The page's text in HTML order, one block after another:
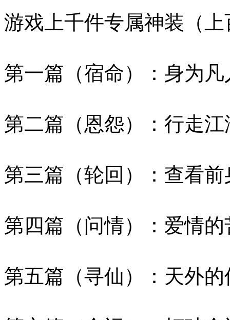
游戏上千件专属神装（
第一篇（宿命）：身为
第二篇（恩怨）：行走
第三篇（轮回）：查看
第四篇（问情）：爱情
第五篇（寻仙）：天外